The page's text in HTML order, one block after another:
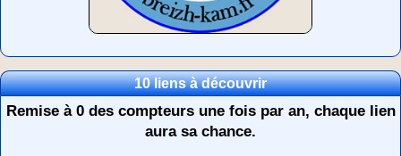
10 liens à découvrir
Remise à 0 des compteurs une fois par an, chaque lien
aura sa chance.